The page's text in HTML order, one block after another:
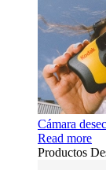
Cámara
Read more
Productos